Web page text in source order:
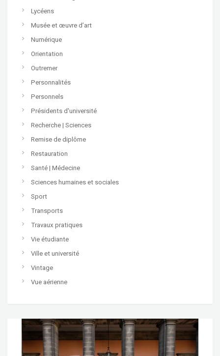
Lycéens
Musée et œuvre d’art
Numérique
Orientation
Outremer
Personnalités
Personnels
Présidents d'université
Recherche | Sciences
Remise de diplôme
Restauration
Santé | Médecine
Sciences humaines et sociales
Sport
Transports
Travaux pratiques
Vie étudiante
Ville et université
Vintage
Vue aérienne